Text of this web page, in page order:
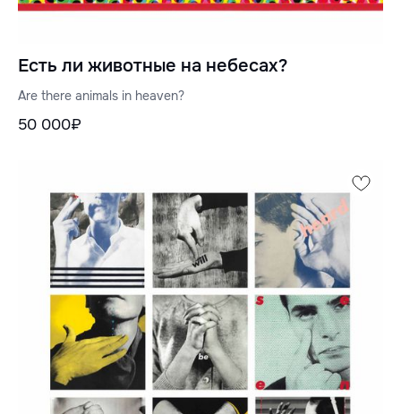
Есть ли животные на небесах?
Are there animals in heaven?
50 000₽